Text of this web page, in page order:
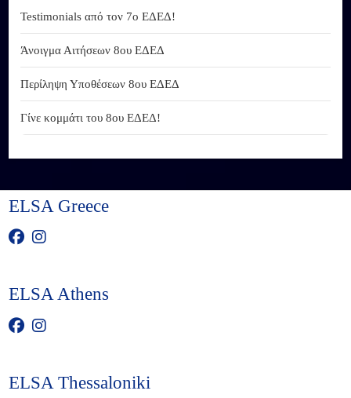
Testimonials από τον 7ο ΕΔΕΔ!
Άνοιγμα Αιτήσεων 8ου ΕΔΕΔ
Περίληψη Υποθέσεων 8ου ΕΔΕΔ
Γίνε κομμάτι του 8ου ΕΔΕΔ!
ELSA Greece
ELSA Athens
ELSA Thessaloniki